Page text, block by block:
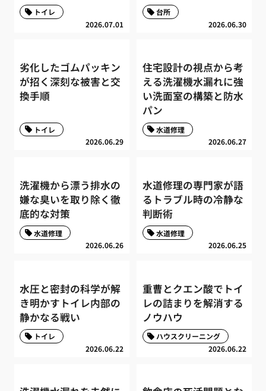
2026.07.01
トイレ
2026.06.30
台所
劣化したゴムパッキン
が招く深刻な被害と交
換手順
2026.06.29
トイレ
住宅設計の視点から考
える洗濯機水漏れに強
い洗面室の構築と防水
パン
2026.06.27
水道修理
洗濯機から漂う排水の
嫌な臭いを取り除く徹
底的な対策
2026.06.26
水道修理
水道修理の専門家が語
るトラブル時の冷静な
判断術
2026.06.25
水道修理
水圧と密封の科学が解
き明かすトイレ内部の
静かなる戦い
2026.06.22
トイレ
重曹とクエン酸でトイ
レの詰まりを解消する
ノウハウ
2026.06.22
ハウスクリーニング